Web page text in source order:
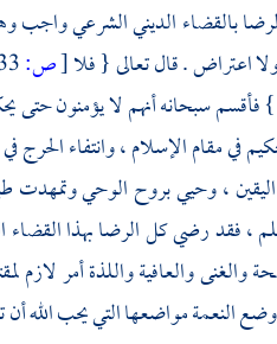
بالقضاء الديني الشرعي واجب
اعتراض . قال تعالى {فلا[ص:
} فأقسم سبحانه أنهم لا يؤمنون حتى
مقام الإسلام ، وانتفاء الحرج
، وحيي بروح الوحي وتمهدت
فقد رضي كل الرضا بهذا القضاء
والغنى والعافية واللذة أمر لازم
النعمة مواضعها التي يحب الله